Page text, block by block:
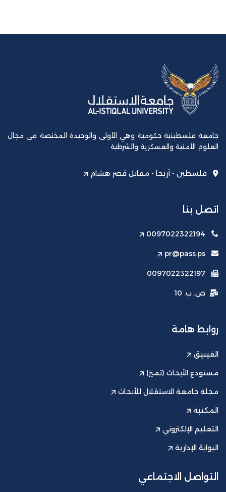
جامعة فلسطينية حكومية وهي الأولى والوحيدة المختصة في مجال
العلوم الأمنية والعسكرية والشرطية
فلسطين - أريحا - مقابل قصر هشام
اتصل بنا
0097022322194
pr@pass.ps
0097022322197
ص. ب. 10
روابط هامة
الفينيق
مستودع الأبحاث (تميز)
مجلة جامعة الاستقلال للأبحاث
المكتبة
التعليم الإلكتروني
البوابة الإدارية
التواصل الاجتماعي